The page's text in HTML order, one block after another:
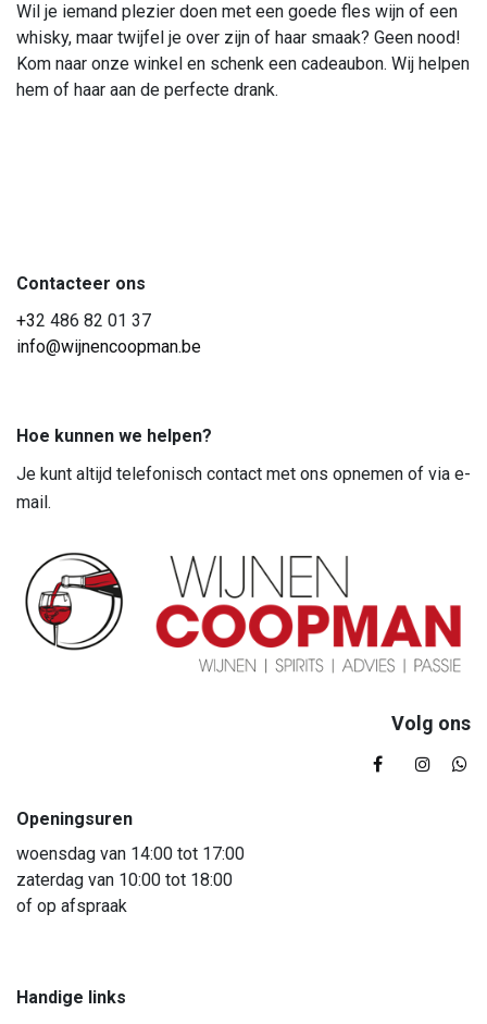
Wil je iemand plezier doen met een goede fles wijn of een
whisky, maar twijfel je over zijn of haar smaak? Geen nood!
Kom naar onze winkel en schenk een cadeaubon. Wij helpen
hem of haar aan de perfecte drank.
Contacteer ons
+32 486 82 01 37
info@wijnencoopman.be
Hoe kunnen we helpen?
Je kunt altijd telefonisch contact met ons opnemen of via e-
mail.
Volg ons
Openingsuren
woensdag van 14:00 tot 17:00
zaterdag van 10:00 tot 18:00
of op afspraak
Handige links